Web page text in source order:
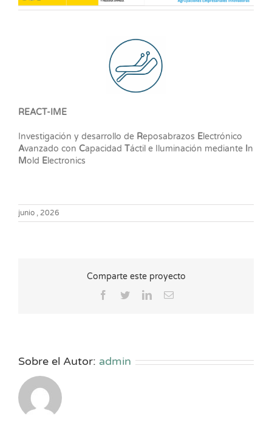
REACT-IME
Investigación y desarrollo de Reposabrazos Electrónico
Avanzado con Capacidad Táctil e Iluminación mediante In
Mold Electronics
junio , 2026
Comparte este proyecto
Facebook
TwitterLinkedInCorreo
Sobre el Autor: admin